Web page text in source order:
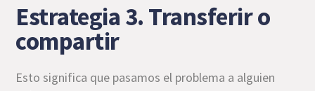
Estrategia 3. Transferir o
compartir
Esto significa que pasamos el problema a alguien